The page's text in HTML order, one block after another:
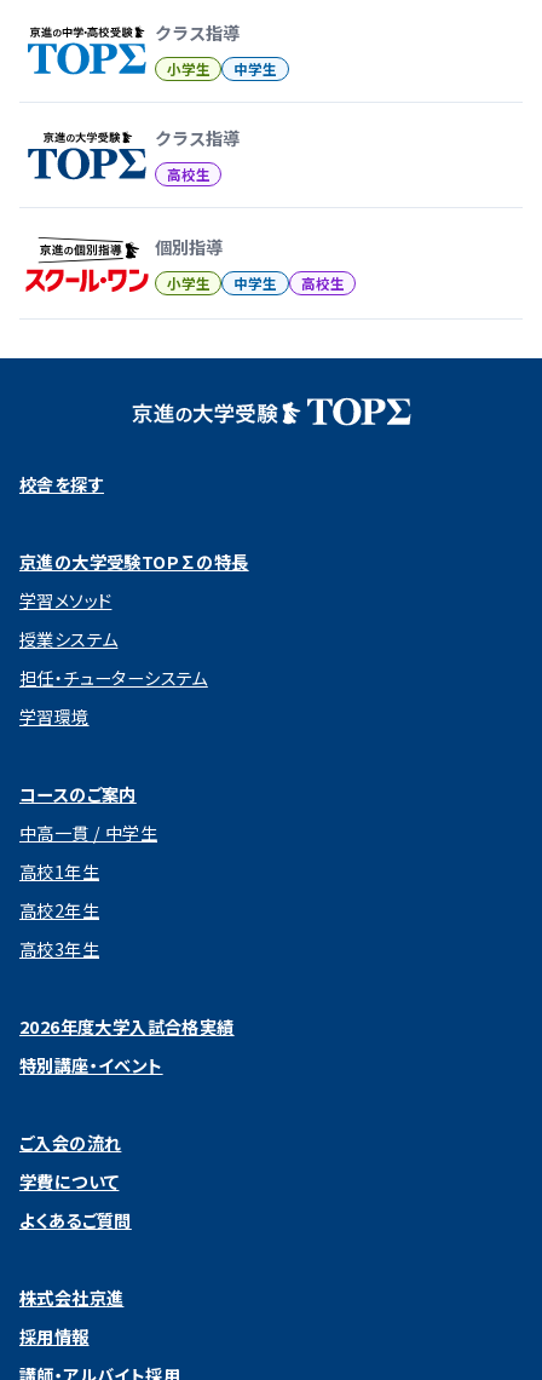
クラス指導
小学生 中学生
クラス指導
高校生
個別指導
小学生 中学生 高校生
校舎を探す
京進の大学受験TOP∑の特長
学習メソッド
授業システム
担任・チューターシステム
学習環境
コースのご案内
中高一貫 / 中学生
高校1年生
高校2年生
高校3年生
2026年度大学入試合格実績
特別講座・イベント
ご入会の流れ
学費について
よくあるご質問
株式会社京進
採用情報